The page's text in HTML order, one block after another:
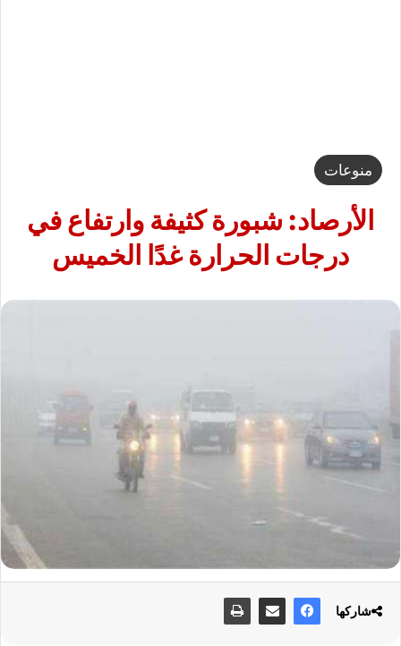
منوعات
الأرصاد: شبورة كثيفة وارتفاع في
درجات الحرارة غدًا الخميس
شاركها